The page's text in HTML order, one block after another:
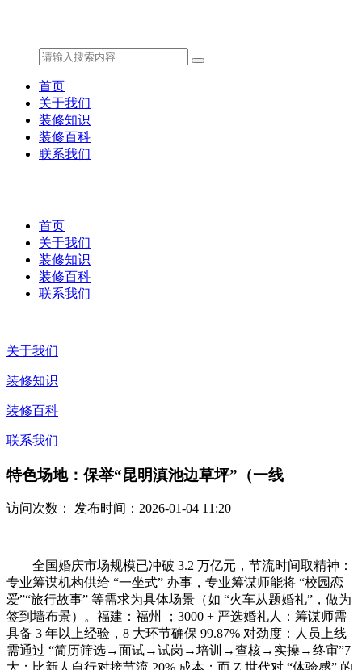
首页
关于我们
装修知识
装修百科
联系我们
首页
关于我们
装修知识
装修百科
联系我们
关于我们
装修知识
装修百科
联系我们
特色场地：保举“昆明滇池边草坪”（一线
访问次数： 发布时间：2026-01-04 11:20
全国婚庆市场规模已冲破 3.2 万亿元，节流时间取精神：
专业筹谋机构供给 “一坐式” 办事，专业筹谋师能将 “校园恋
爱”“旅行故事” 等需求为具体场景（如 “火车从题婚礼”，做为
签到墙布景）。福建：福州 ；3000 + 严选婚礼人：筹谋师需
具备 3 年以上经验，8 大环节确保 99.87% 对劲度：人员上线
需通过 “简历筛选→面试→试岗→培训→查核→实操→终审”7